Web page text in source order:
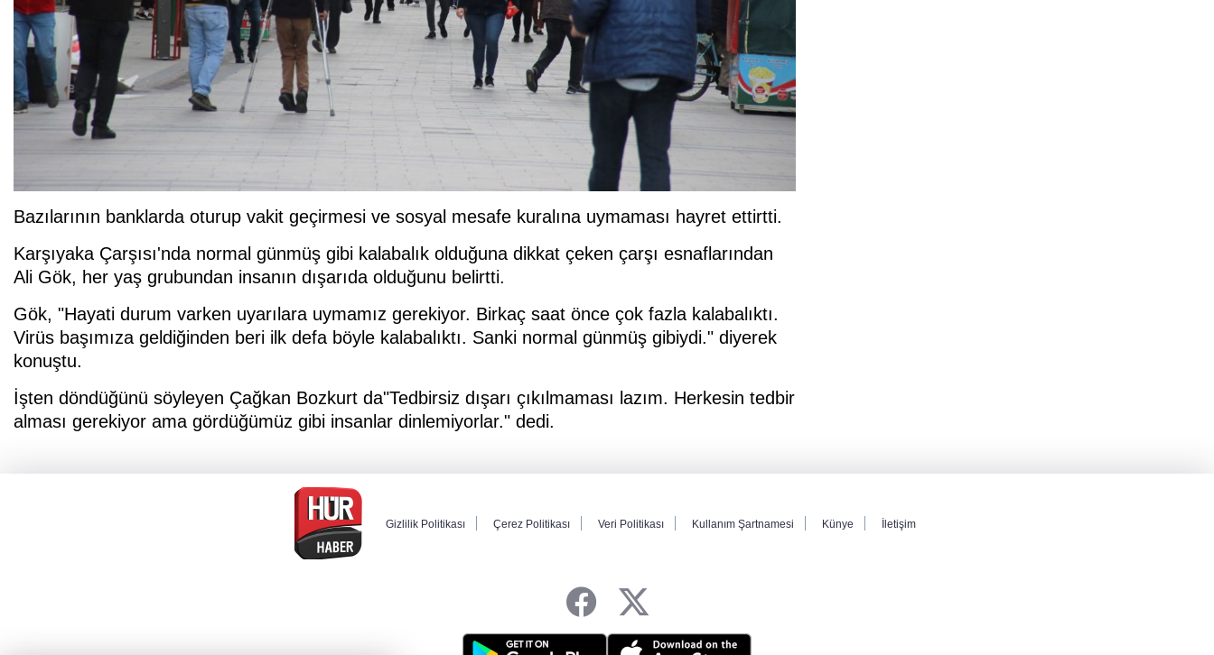
Bazılarının banklarda oturup vakit geçirmesi ve sosyal mesafe kuralına uymaması hayret ettirtti.
Karşıyaka Çarşısı'nda normal günmüş gibi kalabalık olduğuna dikkat çeken çarşı esnaflarından
Ali Gök, her yaş grubundan insanın dışarıda olduğunu belirtti.
Gök, "Hayati durum varken uyarılara uymamız gerekiyor. Birkaç saat önce çok fazla kalabalıktı.
Virüs başımıza geldiğinden beri ilk defa böyle kalabalıktı. Sanki normal günmüş gibiydi." diyerek
konuştu.
İşten döndüğünü söyleyen Çağkan Bozkurt da"Tedbirsiz dışarı çıkılmaması lazım. Herkesin tedbir
alması gerekiyor ama gördüğümüz gibi insanlar dinlemiyorlar." dedi.
Gizlilik Politikası Çerez Politikası Veri Politikası Kullanım Şartnamesi Künye İletişim